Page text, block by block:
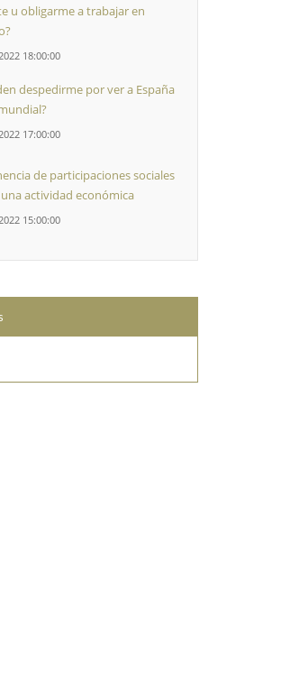
u obligarme a trabajar en
18:00:00
despedirme por ver a España
17:00:00
de participaciones sociales
actividad económica
15:00:00